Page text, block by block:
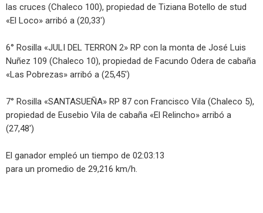
las cruces (Chaleco 100), propiedad de Tiziana Botello de stud
«El Loco» arribó a (20,33′)
6° Rosilla «JULI DEL TERRON 2» RP con la monta de José Luis
Nuñez 109 (Chaleco 10), propiedad de Facundo Odera de cabaña
«Las Pobrezas» arribó a (25,45′)
7° Rosilla «SANTASUEÑA» RP 87 con Francisco Vila (Chaleco 5),
propiedad de Eusebio Vila de cabaña «El Relincho» arribó a
(27,48′)
El ganador empleó un tiempo de 02:03:13
para un promedio de 29,216 km/h.